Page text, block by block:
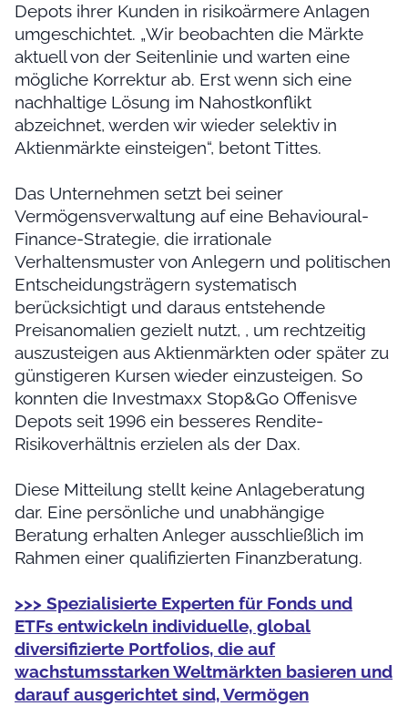
Depots ihrer Kunden in risikoärmere Anlagen
umgeschichtet. „Wir beobachten die Märkte
aktuell von der Seitenlinie und warten eine
mögliche Korrektur ab. Erst wenn sich eine
nachhaltige Lösung im Nahostkonflikt
abzeichnet, werden wir wieder selektiv in
Aktienmärkte einsteigen“, betont Tittes.
Das Unternehmen setzt bei seiner
Vermögensverwaltung auf eine Behavioural-
Finance-Strategie, die irrationale
Verhaltensmuster von Anlegern und politischen
Entscheidungsträgern systematisch
berücksichtigt und daraus entstehende
Preisanomalien gezielt nutzt, , um rechtzeitig
auszusteigen aus Aktienmärkten oder später zu
günstigeren Kursen wieder einzusteigen. So
konnten die Investmaxx Stop&Go Offenisve
Depots seit 1996 ein besseres Rendite-
Risikoverhältnis erzielen als der Dax.
Diese Mitteilung stellt keine Anlageberatung
dar. Eine persönliche und unabhängige
Beratung erhalten Anleger ausschließlich im
Rahmen einer qualifizierten Finanzberatung.
>>> Spezialisierte Experten für Fonds und
ETFs entwickeln individuelle, global
diversifizierte Portfolios, die auf
wachstumsstarken Weltmärkten basieren und
darauf ausgerichtet sind, Vermögen